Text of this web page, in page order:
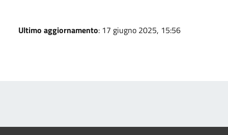
Ultimo aggiornamento: 17 giugno 2025, 15:56